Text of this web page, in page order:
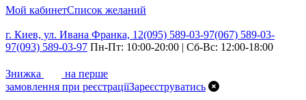
Мой кабинетСписок желаний
г. Киев, ул. Ивана Франка, 12(095) 589-03-97(067) 589-03-
97(093) 589-03-97 Пн-Пт: 10:00-20:00 | Сб-Вс: 12:00-18:00
Знижка
на перше
замовлення при реєстраціїЗареєструватись